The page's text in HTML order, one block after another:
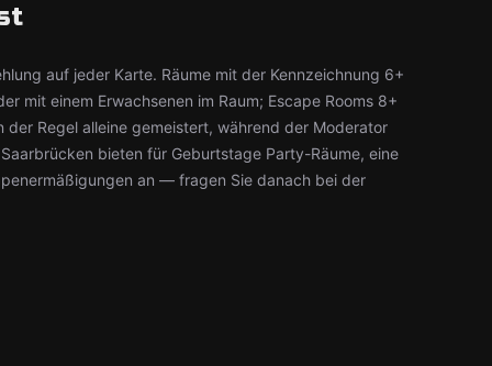
auf jeder Karte. Räume mit der Kennzeichnung 6+
mit einem Erwachsenen im Raum; Escape Rooms 8+
der Regel alleine gemeistert, während der Moderator
bieten für Geburtstage Party-Räume, eine
an — fragen Sie danach bei der